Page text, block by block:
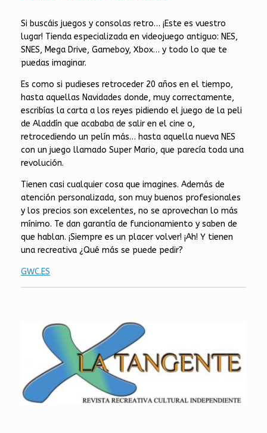
Si buscáis juegos y consolas retro… ¡Este es vuestro
lugar! Tienda especializada en videojuego antiguo: NES,
SNES, Mega Drive, Gameboy, Xbox… y todo lo que te
puedas imaginar.
Es como si pudieses retroceder 20 años en el tiempo,
hasta aquellas Navidades donde, muy correctamente,
escribías la carta a los reyes pidiendo el juego de la peli
de Aladdín que acababa de salir en el cine o,
retrocediendo un pelín más… hasta aquella nueva NES
con un juego llamado Super Mario, que parecía toda una
revolución.
Tienen casi cualquier cosa que imagines. Además de
atención personalizada, son muy buenos profesionales
y los precios son excelentes, no se aprovechan lo más
mínimo. Te dan garantía de funcionamiento y saben de
que hablan. ¡Siempre es un placer volver! ¡Ah! Y tienen
una recreativa ¿Qué más se puede pedir?
GWC.ES